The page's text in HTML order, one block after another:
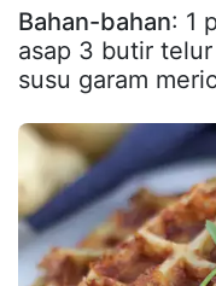
Bahan-bahan: 1
asap 3 butir
susu garam